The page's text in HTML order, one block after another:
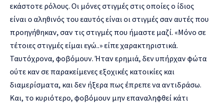
εκάστοτε ρόλους. Οι μόνες στιγμές στις οποίες ο ίδιος
είναι ο αληθινός του εαυτός είναι οι στιγμές σαν αυτές που
προηγήθηκαν, σαν τις στιγμές που ήμαστε μαζί. «Μόνο σε
τέτοιες στιγμές είμαι εγώ..» είπε χαρακτηριστικά.
Ταυτόχρονα, φοβόμουν. Ήταν ερημιά, δεν υπήρχαν φώτα
ούτε καν σε παρακείμενες εξοχικές κατοικίες και
διαμερίσματα, και δεν ήξερα πως έπρεπε να αντιδράσω.
Και, το κυριότερο, φοβόμουν μην επαναληφθεί κάτι